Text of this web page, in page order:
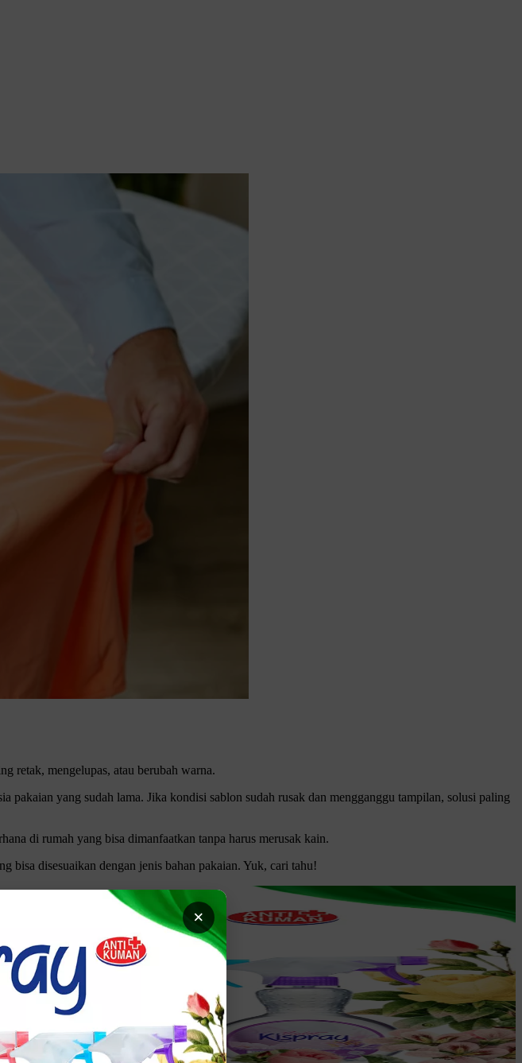
retak, mengelupas, atau berubah warna.
pakaian yang sudah lama. Jika kondisi sablon sudah rusak dan mengganggu tampilan, solusi paling
di rumah yang bisa dimanfaatkan tanpa harus merusak kain.
bisa disesuaikan dengan jenis bahan pakaian. Yuk, cari tahu!
×